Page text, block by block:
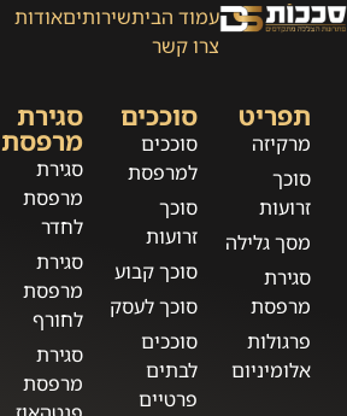
עמוד הביתשירותיםאודות
צרו קשר
תפריט
מרקיזה
סוכך
זרועות
מסך גלילה
סגירת
מרפסת
פרגולות
אלומיניום
סוככים
סוככים
למרפסת
סוכך
זרועות
סוכך קבוע
סוכך לעסק
סוככים
לבתים
פרטיים
סגירת
מרפסת
סגירת
מרפסת
לחדר
סגירת
מרפסת
לחורף
סגירת
מרפסת